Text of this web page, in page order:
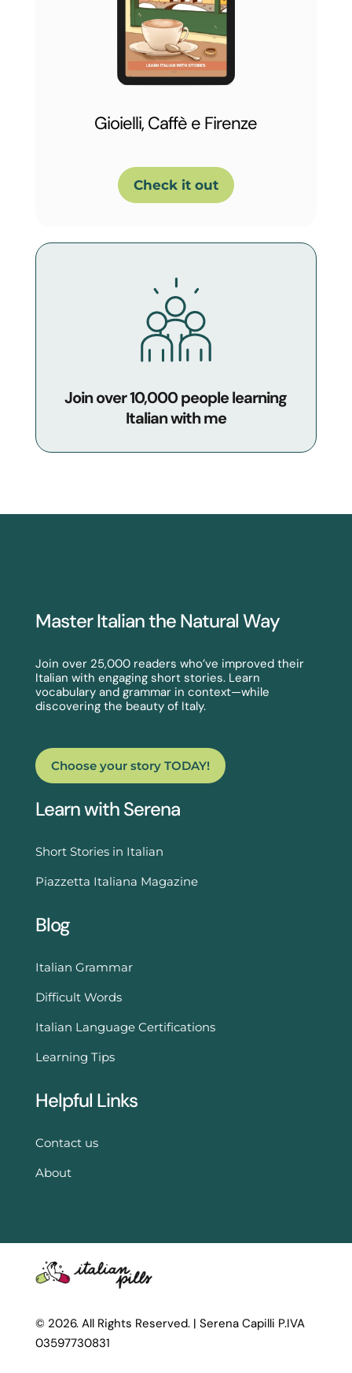
Gioielli, Caffè e Firenze
Check it out
Join over 10,000 people learning
Italian with me
Master Italian the Natural Way
Join over 25,000 readers who’ve improved their
Italian with engaging short stories. Learn
vocabulary and grammar in context—while
discovering the beauty of Italy.
Choose your story TODAY!
Learn with Serena
Short Stories in Italian
Piazzetta Italiana Magazine
Blog
Italian Grammar
Difficult Words
Italian Language Certifications
Learning Tips
Helpful Links
Contact us
About
© 2026. All Rights Reserved. | Serena Capilli P.IVA
03597730831